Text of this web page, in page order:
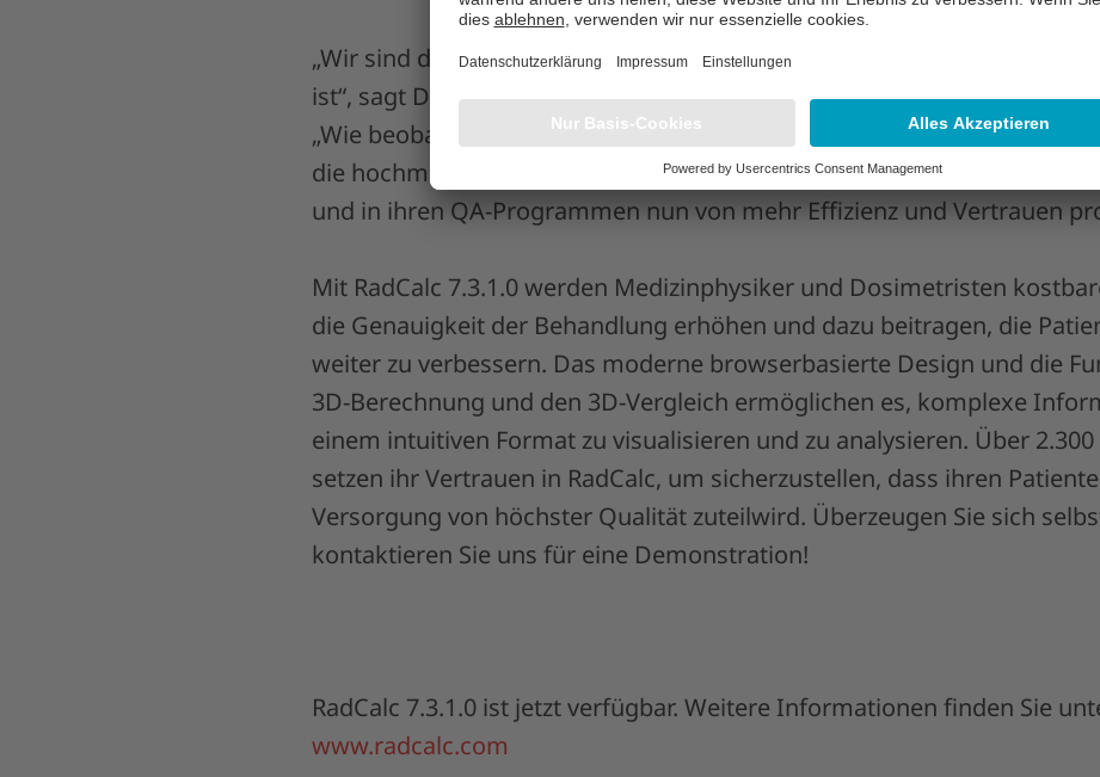
„Wir sind davon überzeugt, dass unsere RadCalc 3D Suite die
ist“, sagt Drew Bullock, CEO von der zur LAP Group gehörenden
„Wie beobachten die positiven Effekte in der täglichen Arbeit unserer
die hochmoderne lebensrettende Krebsbehandlungen für ihre
und in ihren QA-Programmen nun von mehr Effizienz und Vertrauen
Mit RadCalc 7.3.1.0 werden Medizinphysiker und Dosimetristen
die Genauigkeit der Behandlung erhöhen und dazu beitragen, die
weiter zu verbessern. Das moderne browserbasierte Design und die
3D-Berechnung und den 3D-Vergleich ermöglichen es, komplexe
einem intuitiven Format zu visualisieren und zu analysieren. Über
setzen ihr Vertrauen in RadCalc, um sicherzustellen, dass ihren
Versorgung von höchster Qualität zuteilwird. Überzeugen Sie sich
kontaktieren Sie uns für eine Demonstration!
RadCalc 7.3.1.0 ist jetzt verfügbar. Weitere Informationen finden Sie
www.radcalc.com